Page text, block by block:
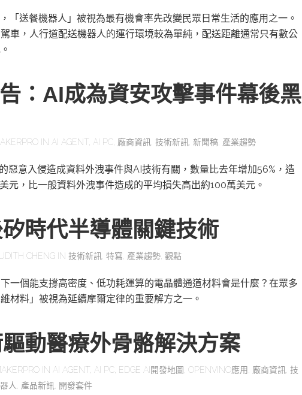
「送餐機器人」被視為最有機會率先改變民眾日常生活的應用之一。
車，人行道配送機器人的運行環境較為單純，配送距離通常只有數公
：AI成為資安攻擊事件幕後黑
IN AI AGENT AI PC 廠商資訊 技術新訊 新聞稿 產業趨勢
惡意入侵造成資料外洩事件與AI技術有關，數量比去年增加56%，造
元，比一般資料外洩事件造成的平均損失高出約100萬美元。
時代半導體關鍵技術
CHENG IN 技術新訊 特寫 產業趨勢 觀點
一個能支撐高密度、低功耗運算的電晶體通道材料會是什麼？在眾多
材料」被視為延續摩爾定律的重要解方之一。
動醫療外骨骼解決方案
IN AI AGENT AI PC EDGE AI開發地圖 OPENVINO應用 廠商資訊 技
人 產品新訊 開發套件